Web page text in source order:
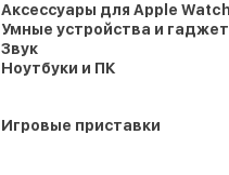
Аксессуары для Apple Watch
Умные устройства и
Звук
Ноутбуки и ПК
Игровые приставки